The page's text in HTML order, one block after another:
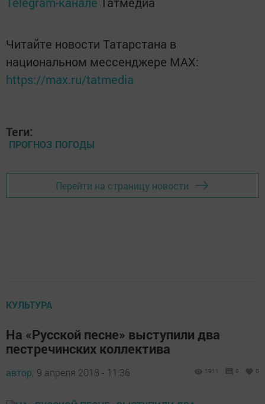
Читайте новости Татарстана в
национальном мессенджере MАХ:
https://max.ru/tatmedia
Теги:
ПРОГНОЗ ПОГОДЫ
Перейти на страницу новости
КУЛЬТУРА
На «Русской песне» выступили два
пестречинских коллектива
автор, 9 апреля 2018 - 11:36 1911 0 0